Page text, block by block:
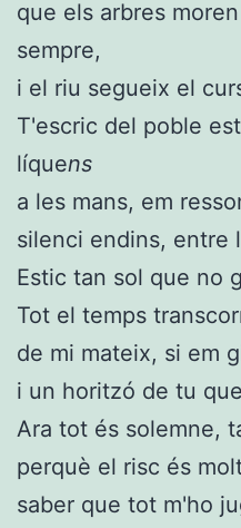
que els arbres
sempre,
i el riu segueix el
T'escric del poble
líquens
a les mans, em
silenci endins, entre
Estic tan sol que no
Tot el temps
de mi mateix, si em
i un horitzó de tu
Ara tot és solemne,
perquè el risc és
saber que tot m'ho